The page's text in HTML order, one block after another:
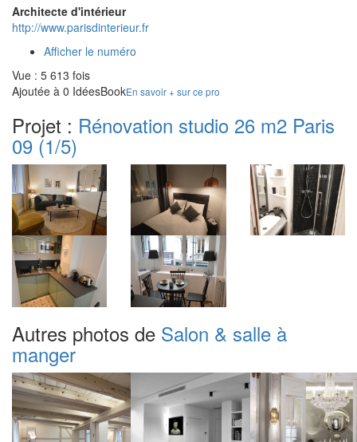
Architecte d'intérieur
http://www.parisdinterieur.fr
Afficher le numéro
Vue : 5 613 fois
Ajoutée à 0 IdéesBookEn savoir + sur ce pro
Projet : Rénovation studio 26 m2 Paris
09 (1/5)
Autres photos de Salon & salle à
manger